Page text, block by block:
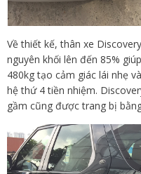
Về thiết kế, thân xe
nguyên khối lên đến 85%
480kg tạo cảm giác lái nhẹ
hệ thứ 4 tiền nhiệm.
gầm cũng được trang bị